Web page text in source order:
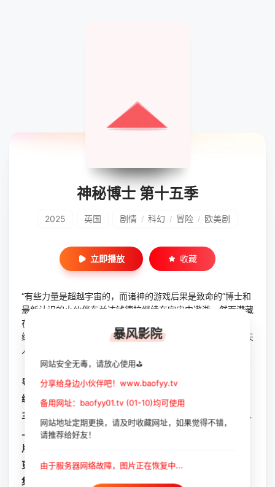
神秘博士 第十五季
2025 英国 剧情 / 科幻 / 冒险 / 欧美剧
立即播放 收藏
“有些力量是超越宇宙的，而诸神的游戏后果是致命的”博士和
最新认识的小伙伴布兰达钱德拉继续在宇宙中遨游，然而潜藏
在黑暗的力量时刻威胁着博士和身边的人露比桑戴与Unit组
织，整个世界都乱了套，诸神的游戏仍再继续，神秘的洪水夫
人又是谁？
导演： 亚历克斯·皮莱 / 彼得·霍尔 / 阿曼达·布洛基
编剧： 拉塞尔·T·戴维斯 /
史蒂文·莫法特
主演：
上映： 2025-04-12(英国)
片长：
更新： 2025-05-18
集数：
暴风影院
网站安全无毒，请放心使用⛳
分享给身边小伙伴吧！www.baofyy.tv
备用网址：baofyy01.tv (01-10)均可使用
网站地址定期更换，请及时收藏网址，如果觉得不错，
请推荐给好友！
由于服务器网络故障，图片正在恢复中...